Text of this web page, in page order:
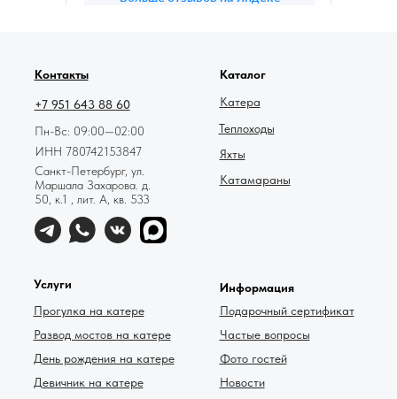
Контакты
+7 951 643 88 60
Пн-Вс: 09:00—02:00
ИНН 780742153847
Санкт-Петербург, ул.
Маршала Захарова. д.
50, к.1 , лит. А, кв. 533
Услуги
Прогулка на катере
Развод мостов на катере
День рождения на катере
Девичник на катере
Каталог
Катамараны
Яхты
Теплоходы
Катера
Информация
Подарочный сертификат
Частые вопросы
Фото гостей
Новости